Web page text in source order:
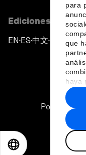
para
que
haya
Ediciones en
EN ▪ES▪中文▪ 日本語
Política de
2026